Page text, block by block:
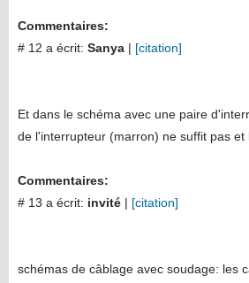
Commentaires:
# 12 a écrit: Sanya | [citation]
Et dans le schéma avec une paire
de l'interrupteur (marron) ne suffit pas
Commentaires:
# 13 a écrit: invité | [citation]
schémas de câblage avec soudage: les